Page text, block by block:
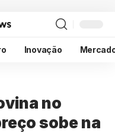
Inovação
no
sobe na